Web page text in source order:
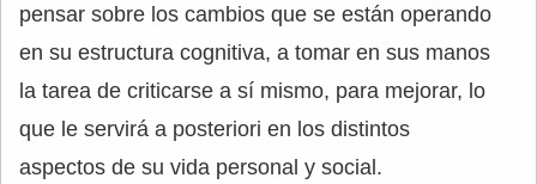
pensar sobre los cambios que se están operando
en su estructura cognitiva, a tomar en sus manos
la tarea de criticarse a sí mismo, para mejorar, lo
que le servirá a posteriori en los distintos
aspectos de su vida personal y social.